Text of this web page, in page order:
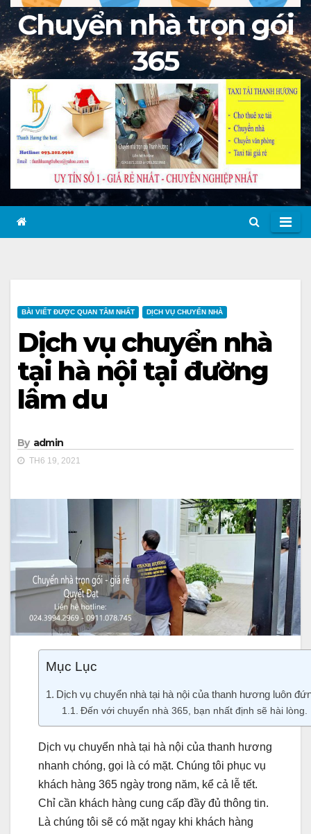
Chuyển nhà trọn gói
365
BÀI VIẾT ĐƯỢC QUAN TÂM NHẤT DỊCH VỤ CHUYỂN NHÀ
Dịch vụ chuyển nhà
tại hà nội tại đường
lâm du
By admin
TH6 19, 2021
Mục Lục
Dịch vụ chuyển nhà tại hà nội của thanh hương luôn
Đến với chuyển nhà 365, bạn nhất định sẽ hài lòng.
Dịch vụ chuyển nhà tại hà nội của thanh hương
nhanh chóng, gọi là có mặt. Chúng tôi phục vụ
khách hàng 365 ngày trong năm, kể cả lễ tết.
Chỉ cần khách hàng cung cấp đầy đủ thông tin.
Là chúng tôi sẽ có mặt ngay khi khách hàng